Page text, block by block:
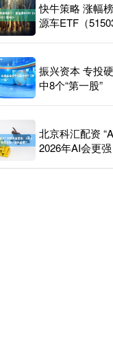
快牛策略 涨幅
源车ETF（
振兴资本 专投
中8个“第一股”
北京科汇配资
2026年AI会更